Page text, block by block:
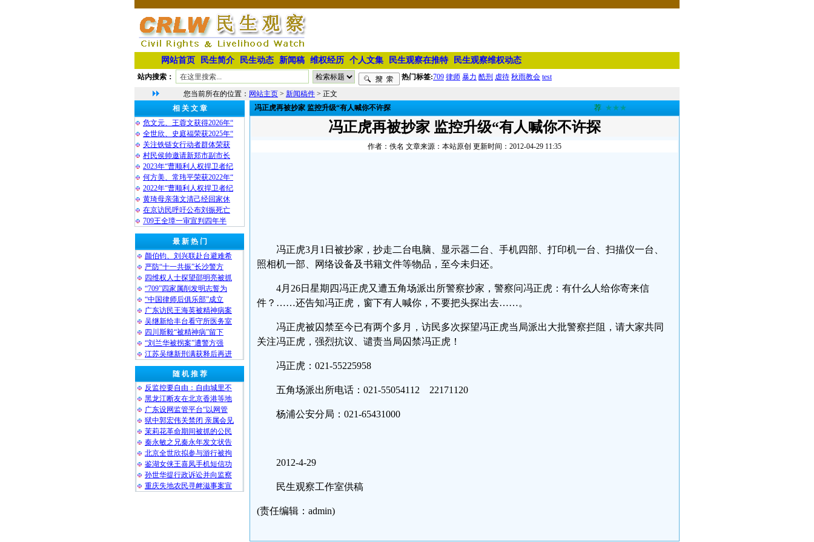
网站首页 民生简介 民生动态 新闻稿 维权经历 个人文集 民生观察在推特 民生观察维权动态
站内搜索： 热门标签:709 律师 暴力 酷刑 虐待 秋雨教会 test
您当前所在的位置： 网站主页 > 新闻稿件 > 正文
相 关 文 章
危文元、王蓉文获得2026年“
全世欣、史庭福荣获2025年“
关注铁链女行动者群体荣获
村民侯帅邀请新郑市副市长
2023年“曹顺利人权捍卫者纪
何方美、常玮平荣获2022年“
2022年“曹顺利人权捍卫者纪
黄琦母亲蒲文清己经回家休
在京访民呼吁公布刘振死亡
709王全璋一审宣判四年半
最 新 热 门
颜伯钧、刘兴联赴台避难希
严防“十一共振”长沙警方
四维权人士探望邵明亮被抓
“709”四家属削发明志誓为
“中国律师后俱乐部”成立
广东访民王海英被精神病案
吴继新给丰台看守所医务室
四川斯毅“被精神病”留下
“刘兰华被拐案”遭警方强
江苏吴继新刑满获释后再进
随 机 推 荐
反监控要自由：自由城里不
黑龙江断友在北京香港等地
广东设网监管平台“以网管
狱中郭宏伟关禁闭 亲属会见
茉莉花革命期间被抓的公民
秦永敏之兄秦永年发文状告
北京全世欣拟参与游行被拘
鉴湖女侠王喜凤手机短信功
孙世华提行政诉讼并向监察
重庆失地农民寻衅滋事案宣
冯正虎再被抄家 监控升级“有人喊你不许探 荐 ★★★
冯正虎再被抄家 监控升级“有人喊你不许探
作者：佚名 文章来源：本站原创 更新时间：2012-04-29 11:35
冯正虎3月1日被抄家，抄走二台电脑、显示器二台、手机四部、打印机一台、扫描仪一台、
照相机一部、网络设备及书籍文件等物品，至今未归还。
4月26日星期四冯正虎又遭五角场派出所警察抄家，警察问冯正虎：有什么人给你寄来信
件？……还告知冯正虎，窗下有人喊你，不要把头探出去……。
冯正虎被囚禁至今已有两个多月，访民多次探望冯正虎当局派出大批警察拦阻，请大家共同
关注冯正虎，强烈抗议、谴责当局囚禁冯正虎！
冯正虎：021-55225958
五角场派出所电话：021-55054112 22171120
杨浦公安分局：021-65431000
2012-4-29
民生观察工作室供稿
(责任编辑：admin)